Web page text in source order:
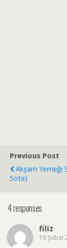
Previous Post
Akşam Yemeği
Sote)
4 responses
filiz
10 Şubat